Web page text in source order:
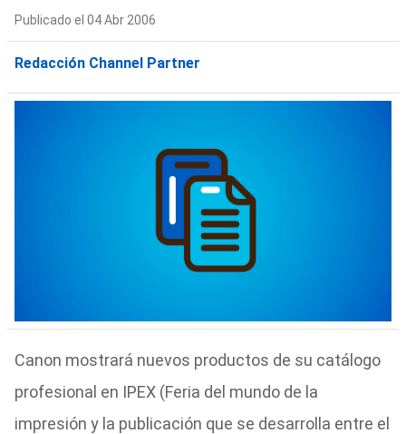
Publicado el 04 Abr 2006
Redacción Channel Partner
Canon mostrará nuevos productos de su catálogo
profesional en IPEX (Feria del mundo de la
impresión y la publicación que se desarrolla entre el